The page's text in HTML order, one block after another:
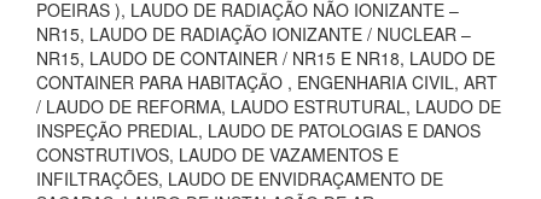
POEIRAS ), LAUDO DE RADIAÇÃO NÃO IONIZANTE –
NR15, LAUDO DE RADIAÇÃO IONIZANTE / NUCLEAR –
NR15, LAUDO DE CONTAINER / NR15 E NR18, LAUDO DE
CONTAINER PARA HABITAÇÃO , ENGENHARIA CIVIL, ART
/ LAUDO DE REFORMA, LAUDO ESTRUTURAL, LAUDO DE
INSPEÇÃO PREDIAL, LAUDO DE PATOLOGIAS E DANOS
CONSTRUTIVOS, LAUDO DE VAZAMENTOS E
INFILTRAÇÕES, LAUDO DE ENVIDRAÇAMENTO DE